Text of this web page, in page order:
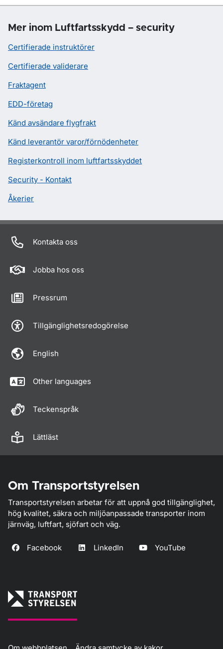
Mer inom Luftfartsskydd – security
Certifierade instruktörer
Certifierade validerare
Fraktagent
EDD-företag
Känd avsändare flygfrakt
Känd leverantör varor/förnödenheter
Registerkontroll inom luftfartsskyddet
Security - Kontakt
Åkerier
Kontakta oss
Jobba hos oss
Pressrum
Tillgänglighetsredogörelse
English
Other languages
Teckenspråk
Lättläst
Om Transportstyrelsen
Transportstyrelsen arbetar för att uppnå god tillgänglighet,
hög kvalitet, säkra och miljöanpassade transporter inom
järnväg, luftfart, sjöfart och väg.
Facebook LinkedIn YouTube